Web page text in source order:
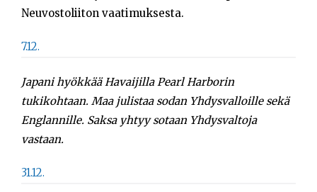
Neuvostoliiton vaatimuksesta.
7.12.
Japani hyökkää Havaijilla Pearl Harborin
tukikohtaan. Maa julistaa sodan Yhdysvalloille sekä
Englannille. Saksa yhtyy sotaan Yhdysvaltoja
vastaan.
31.12.